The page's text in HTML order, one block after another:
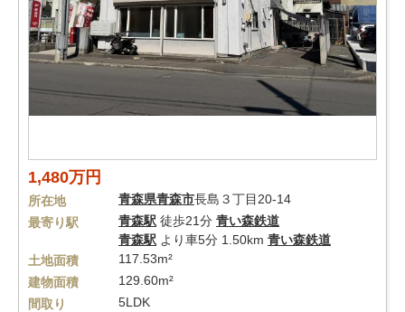
1,480万円
所在地 青森県青森市長島３丁目20-14
最寄り駅
青森駅 徒歩21分 青い森鉄道
青森駅 より車5分 1.50km 青い森鉄道
土地面積
117.53m²
建物面積
129.60m²
間取り
5LDK